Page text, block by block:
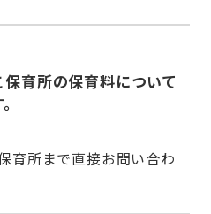
育所の保育料について
育所まで直接お問い合わ